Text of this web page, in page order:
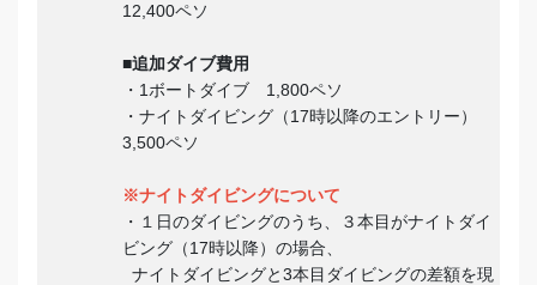
12,400ペソ
■追加ダイブ費用
・1ボートダイブ 1,800ペソ
・ナイトダイビング（17時以降のエントリー）
3,500ペソ
※ナイトダイビングについて
・１日のダイビングのうち、３本目がナイトダイ
ビング（17時以降）の場合、
ナイトダイビングと3本目ダイビングの差額を現